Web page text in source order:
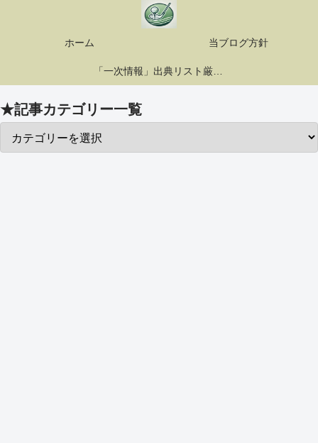
ホーム 当ブログ方針
「一次情報」出典リスト厳選10選
★記事カテゴリー一覧